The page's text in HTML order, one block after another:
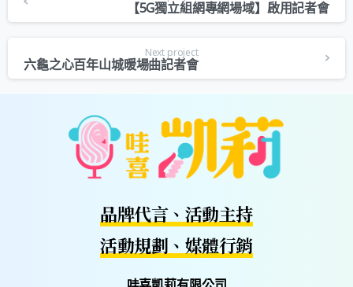
【5G獨立組網專網場域】啟用記者會
Next project
六龜之心百年山城暖場曲記者會
品牌代言、活動主持
活動規劃、媒體行銷